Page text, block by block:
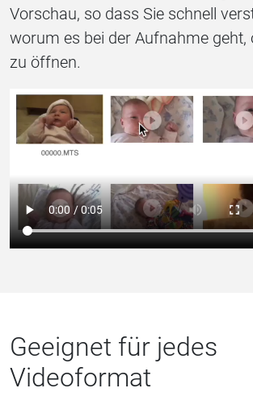
Vorschau, so dass Sie schnell
worum es bei der Aufnahme geht,
zu öffnen.
Geeignet für jedes
Videoformat